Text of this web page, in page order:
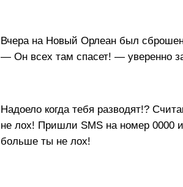
Вчера на Новый Орлеан был
— Он всех там спасет! — уверенно
Надоело когда тебя разводят!?
не лох! Пришли SMS на номер 0000
больше ты не лох!